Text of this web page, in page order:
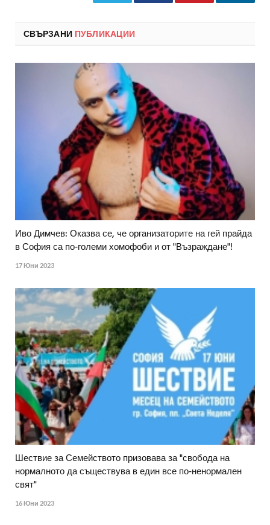
СВЪРЗАНИ ПУБЛИКАЦИИ
Иво Димчев: Оказва се, че организаторите на гей прайда
в София са по-големи хомофоби и от "Възраждане"!
17 Юни 2023
Шествие за Семейството призовава за "свобода на
нормалното да съществува в един все по-ненормален
свят"
16 Юни 2023